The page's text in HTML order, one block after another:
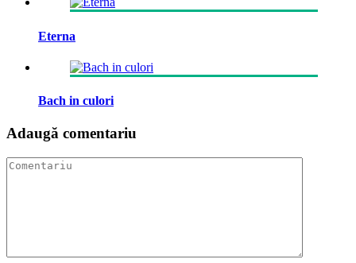
Eterna
Bach in culori
Adaugă comentariu